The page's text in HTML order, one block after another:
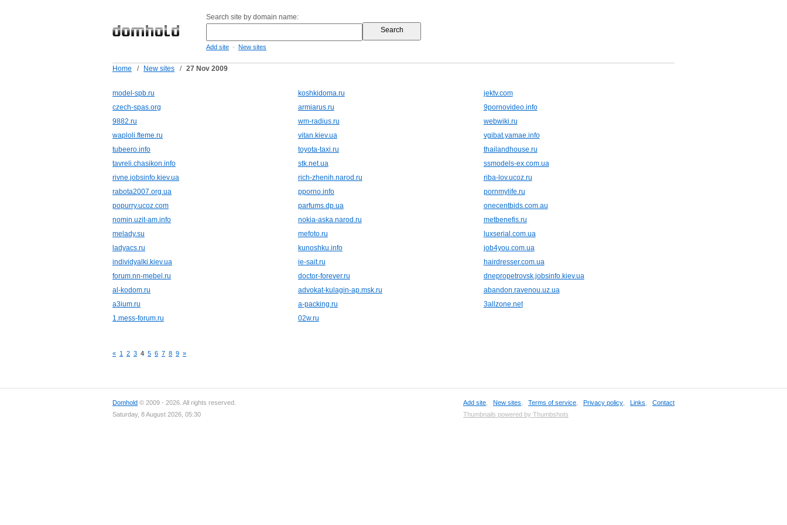
Search site by domain name:
Add site - New sites
Home / New sites / 27 Nov 2009
model-spb.ru koshkidoma.ru
jektv.com
czech-spas.org
armiarus.ru
9pornovideo.info
9882.ru
wm-radius.ru
webwiki.ru
waploli.fteme.ru
vitan.kiev.ua
vgibat.yamae.info
tubeero.info
toyota-taxi.ru
thailandhouse.ru
tavreli.chasikon.info
stk.net.ua
ssmodels-ex.com.ua
rivne.jobsinfo.kiev.ua
rich-zhenih.narod.ru
riba-lov.ucoz.ru
rabota2007.org.ua
pporno.info
pornmylife.ru
popurry.ucoz.com
parfums.dp.ua
onecentbids.com.au
nomin.uzit-am.info
nokia-aska.narod.ru
metbenefis.ru
melady.su
mefoto.ru
luxserial.com.ua
ladyacs.ru
kunoshku.info
job4you.com.ua
individyalki.kiev.ua
ie-sait.ru
hairdresser.com.ua
forum.nn-mebel.ru
doctor-forever.ru
dnepropetrovsk.jobsinfo.kiev.ua
al-kodom.ru
advokat-kulagin-ap.msk.ru
abandon.ravenou.uz.ua
a3ium.ru
a-packing.ru
3allzone.net
1.mess-forum.ru
02w.ru
« 1 2 3 4 5 6 7 8 9 »
Domhold © 2009 - 2026. All rights reserved.
Saturday, 8 August 2026, 05:30
Add site New sites Terms of service Privacy policy Links
Contact
Thumbnails powered by Thumbshots